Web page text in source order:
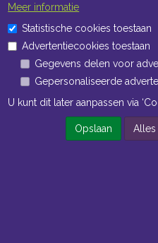
Openingstijden
Openingstijden
ma t/m vr 7:00 uur tot 16:30 uur
Meer informatie
Statistische cookies toestaan
Advertentiecookies toestaan
Gegevens delen voor
Gepersonaliseerde
U kunt dit later aanpassen via
Opslaan Alles